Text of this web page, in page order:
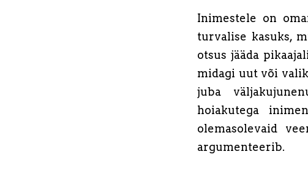
Inimestele on
turvalise kasuks,
otsus jääda
midagi uut või
juba
hoiakutega
olemasolevaid
argumenteerib.